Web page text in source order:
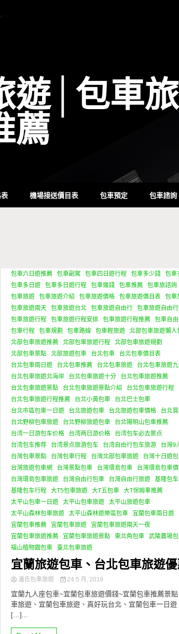
遊│包車
薦
機場接送價目表 包車預定 包車諮詢
包車六日遊推薦 包車副駕 包車四日遊行程 包車多少錢
包車
包車多日遊
包車多日遊行程 包車幾錢 包車推薦
包車旅諮詢
包車旅遊
包車旅遊介紹 包車旅遊價格 包車旅遊價目表
包車
包車旅遊兩天
包車旅遊台北 包車旅遊自由行
包車旅遊自由
包車旅遊行程
包車旅遊行程安排 包車旅遊行程推薦
包車自
包車行程
包車規劃 包車路線 包車輕旅遊
北部包車旅遊懶人
北部包車旅遊推薦
北部包車旅遊行程
北部包車旅遊規劃
北部包車景點
北部旅遊包車 台北包車
台北包車價目表
台北包車兩日遊
台北包車推薦 台北包車旅遊
台北包車旅遊
台北包車旅遊北海岸
台北包車旅遊十分
台北包車旅遊推薦
台北包車旅遊景點
台北包車旅遊景點介紹
台北包車旅遊行程
台北包車旅遊行程推薦
台北小黃包車
台北巴士包車
台北市區包車一日遊
台北旅遊包車 台北旅遊包車價格
台北
台北野柳包車旅遊
台北野柳旅遊包車
台北陽明山包車推薦
台湾一日游包车价格
台湾两日游价格
台湾包车必去景点
台湾包车推荐
台湾景点旅游包车 台湾自由行包车旅游
台灣9
台灣包車景點
台灣包車行程 台灣北部包車旅遊
台灣十日遊
台灣旅遊包車網
台灣景點包車 台灣環島包車
台灣環島包車
台灣環島包車旅遊
台灣自由行包車 台灣自由行旅遊
基隆包
基隆包车行程
大T5包車旅遊 大T五包車
大T保姆車推薦
太平山包車一日遊
太平山包車旅遊
太平山旅遊包車
太平山森林包車旅遊
太平山森林遊樂區包車
宜蘭包車兩日遊
宜蘭包車推薦
宜蘭包車旅遊
宜蘭包車旅遊兩天一夜
宜蘭包車旅遊推薦
宜蘭包車旅遊景點 東北角包車
武陵農場
福山植物園包車
臺北包車旅遊
宜蘭旅遊包車、台北包車旅遊
潘氏包車旅遊 24 5 月, 2019
宜蘭九人座包車~宜蘭包車旅遊價錢~宜蘭包車推薦景
車旅遊、宜蘭包車旅遊、真好玩台北、宜蘭包車一日遊
[…]...